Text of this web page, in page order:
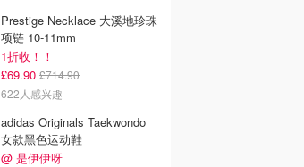
Prestige Necklace 大溪地珍珠
项链 10-11mm
1折收！！
£69.90 £714.90
622人感兴趣
adidas Originals Taekwondo
女款黑色运动鞋
@ 是伊伊呀